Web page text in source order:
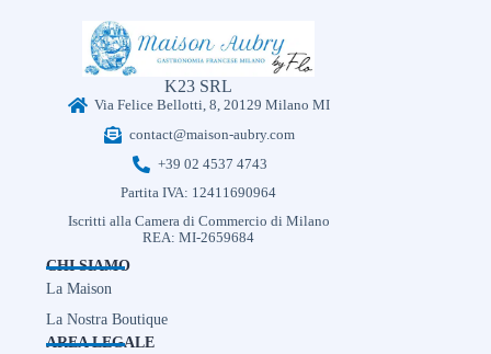
K23 SRL
Via Felice Bellotti, 8, 20129 Milano MI
contact@maison-aubry.com
+39 02 4537 4743
Partita IVA: 12411690964
Iscritti alla Camera di Commercio di Milano
REA: MI-2659684
CHI SIAMO
La Maison
La Nostra Boutique
AREA LEGALE